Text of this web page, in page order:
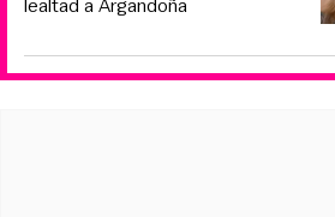
lealtad a Argandoña